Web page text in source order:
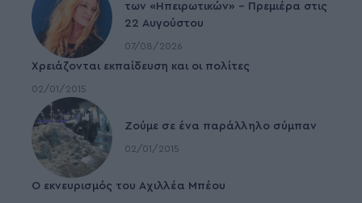
των «Ηπειρωτικών» – Πρεμιέρα στις
22 Αυγούστου
07/08/2026
Χρειάζονται εκπαίδευση και οι πολίτες
02/01/2015
Ζούμε σε ένα παράλληλο σύμπαν
02/01/2015
Ο εκνευρισμός του Αχιλλέα Μπέου